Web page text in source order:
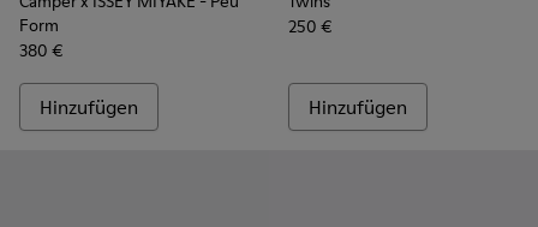
Form
380 €
Hinzufügen
250 €
Hinzufügen